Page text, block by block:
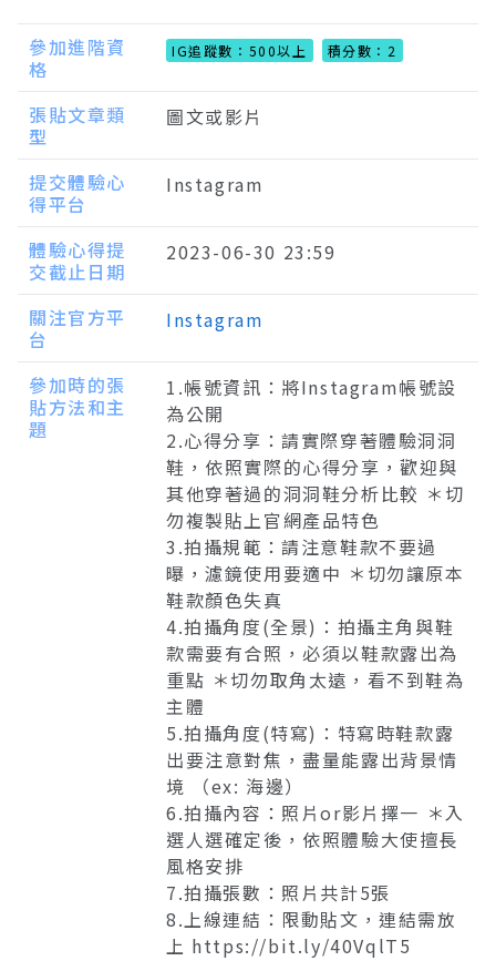
參加進階資
格
IG追蹤數：500以上 積分數：2
張貼文章類
型
圖文或影片
提交體驗心
得平台
Instagram
體驗心得提
交截止日期
2023-06-30 23:59
關注官方平
台
Instagram
參加時的張
貼方法和主
題
1.帳號資訊：將Instagram帳號設
為公開
2.心得分享：請實際穿著體驗洞洞
鞋，依照實際的心得分享，歡迎與
其他穿著過的洞洞鞋分析比較 ＊切
勿複製貼上官網產品特色
3.拍攝規範：請注意鞋款不要過
曝，濾鏡使用要適中 ＊切勿讓原本
鞋款顏色失真
4.拍攝角度(全景)：拍攝主角與鞋
款需要有合照，必須以鞋款露出為
重點 ＊切勿取角太遠，看不到鞋為
主體
5.拍攝角度(特寫)：特寫時鞋款露
出要注意對焦，盡量能露出背景情
境 （ex: 海邊）
6.拍攝內容：照片or影片擇一 ＊入
選人選確定後，依照體驗大使擅長
風格安排
7.拍攝張數：照片共計5張
8.上線連結：限動貼文，連結需放
上 https://bit.ly/40VqlT5